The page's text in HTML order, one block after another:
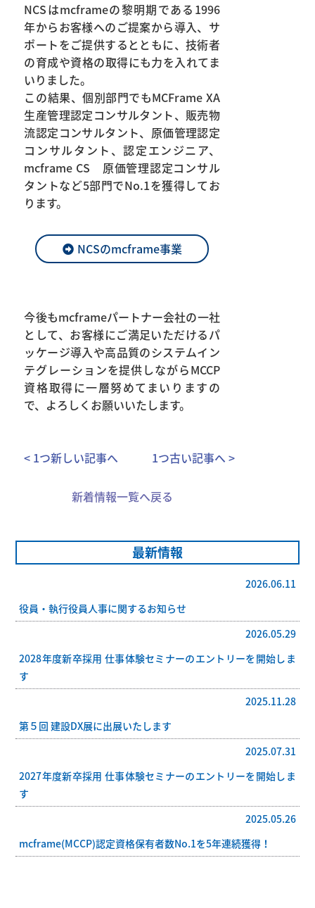
NCSはmcframeの黎明期である1996
年からお客様へのご提案から導入、サ
ポートをご提供するとともに、技術者
の育成や資格の取得にも力を入れてま
いりました。
この結果、個別部門でもMCFrame XA
生産管理認定コンサルタント、販売物
流認定コンサルタント、原価管理認定
コンサルタント、認定エンジニア、
mcframe CS 原価管理認定コンサル
タントなど5部門でNo.1を獲得してお
ります。
NCSのmcframe事業
今後もmcframeパートナー会社の一社
として、お客様にご満足いただけるパ
ッケージ導入や高品質のシステムイン
テグレーションを提供しながらMCCP
資格取得に一層努めてまいりますの
で、よろしくお願いいたします。
< 1つ新しい記事へ 1つ古い記事へ >
新着情報一覧へ戻る
最新情報
2026.06.11
役員・執行役員人事に関するお知らせ
2026.05.29
2028年度新卒採用 仕事体験セミナーのエントリーを開始しま
す
2025.11.28
第５回 建設DX展に出展いたします
2025.07.31
2027年度新卒採用 仕事体験セミナーのエントリーを開始しま
す
2025.05.26
mcframe(MCCP)認定資格保有者数No.1を5年連続獲得！